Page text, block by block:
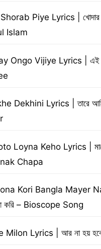
Piye Lyrics | খোদার
Islam
Ongo Vijiye Lyrics | এই
Dekhini Lyrics | তারে আমি
Loyna Keho Lyrics |
Chapa
Kori Bangla Mayer
করি – Bioscope Song
Lyrics | আর না হয় হবে